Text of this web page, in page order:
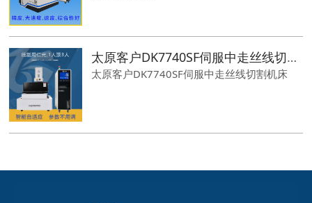
太原客户DK7740SF伺服中走丝线切割机床-仁光智能
太原客户DK7740SF伺服中走丝线切割机床